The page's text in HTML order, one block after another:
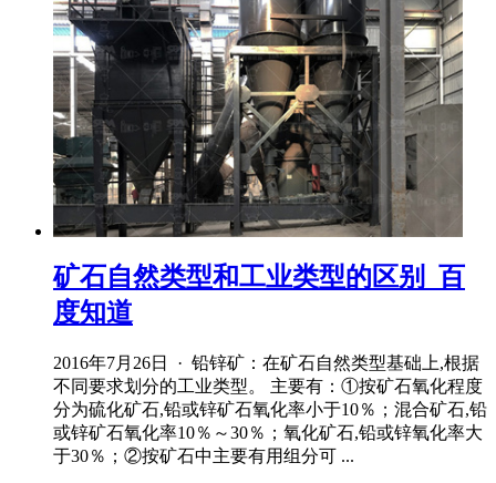
矿石自然类型和工业类型的区别_百
度知道
2016年7月26日 · 铅锌矿：在矿石自然类型基础上,根据
不同要求划分的工业类型。 主要有：①按矿石氧化程度
分为硫化矿石,铅或锌矿石氧化率小于10％；混合矿石,铅
或锌矿石氧化率10％～30％；氧化矿石,铅或锌氧化率大
于30％；②按矿石中主要有用组分可 ...